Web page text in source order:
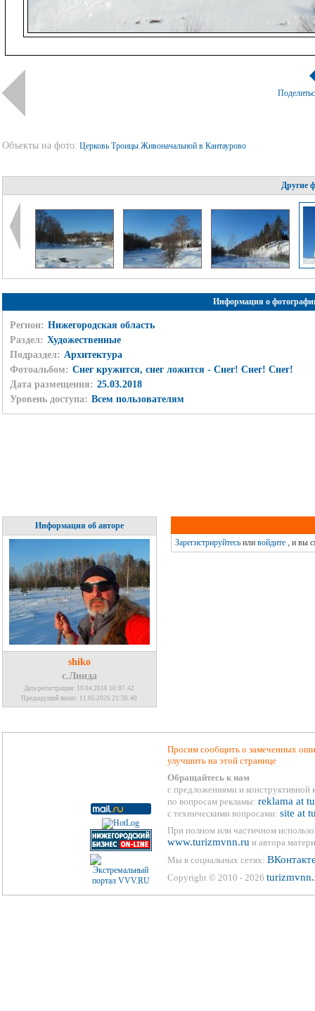
Объекты на фото: Церковь Троицы Живоначальной в Кантаурово
Другие
Информация о
Регион: Нижегородская область
Раздел: Художественные
Подраздел: Архитектура
Фотоальбом: Снег кружится, снег ложится - Снег! Снег! Снег!
Дата размещения: 25.03.2018
Уровень доступа: Всем пользователям
Информация об авторе
shiko
с.Линда
Дата регистрации: 10.04.2016 10:07:42
Предыдущий визит: 11.05.2026 21:30:40
Зарегистрируйтесьили войдите, и вы
Просим сообщить о замеченных
улучшить на этой странице
Обращайтесь к нам
с предложениями и конструктивной
по вопросам рекламы: reklama at
с техническими вопросами: site at
При полном или частичном
www.turizmvnn.ru и автора
Мы в социальных сетях:
Copyright © 2010 - 2026